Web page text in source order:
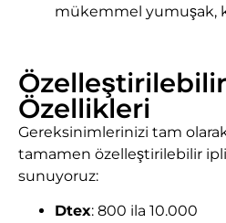
mükemmel yumuşak,
Özellikleri
Gereksinimlerinizi tam
tamamen özelleştirilebilir
sunuyoruz:
Dtex: 800 ila 10.000